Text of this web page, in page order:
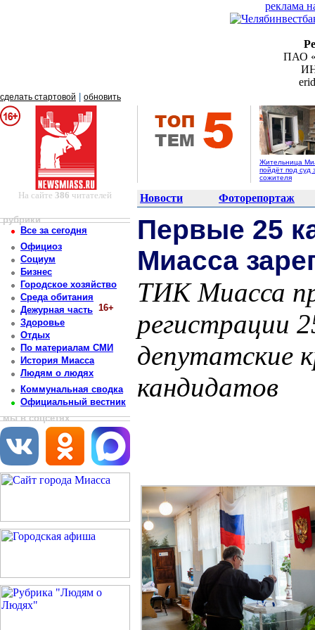
реклама
ПАО
сделать стартовой обновить
Жительница
пойдёт под суд
сожителя
На сайте 386 читателей Новости Фоторепортаж
рубрики
Все за сегодня
Официоз
Социум
Бизнес
Городское хозяйство
Среда обитания
Дежурная часть 16+
Здоровье
Отдых
По материалам СМИ
История Миасса
Людям о людях
Коммунальная сводка
Официальный вестник
мы в соцсетях
Первые 25
Миасса
ТИК Миасса
регистрации
депутатские
кандидатов